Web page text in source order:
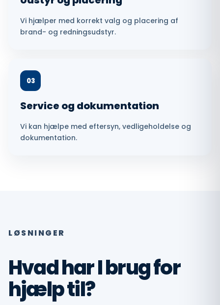
Vi hjælper med korrekt valg og placering af
brand- og redningsudstyr.
03
Service og dokumentation
Vi kan hjælpe med eftersyn, vedligeholdelse og
dokumentation.
LØSNINGER
Hvad har I brug for
hjælp til?